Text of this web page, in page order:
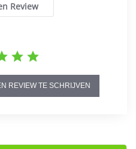
Review
REVIEW TE SCHRIJVEN